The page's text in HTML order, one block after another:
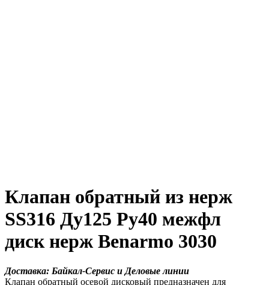
Клапан обратный из нерж
SS316 Ду125 Ру40 межфл
диск нерж Benarmo 3030
Доставка: Байкал-Сервис и Деловые линии
Клапан обратный осевой дисковый предназначен для